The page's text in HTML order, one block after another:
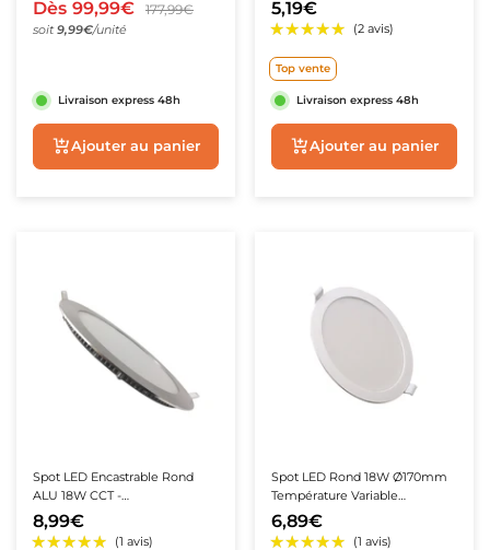
★★★★★
★★★★★ (17 avis)
★★★★★
★★★★★
Dès 99,99€ 177,99€
soit9,99€/unité
Livraison express 48h
Aperçu rapide
5,19€
Top vente
Livraison express 48h
Ajouter au
Spot LED Encastrable Rond
ALU 18W CCT -
3000K/4000K/6500K
8,99€
Spot LED Rond 18W Ø170mm
Température Variable
Dimmable -
3000K/4000K/6500K
6,89€